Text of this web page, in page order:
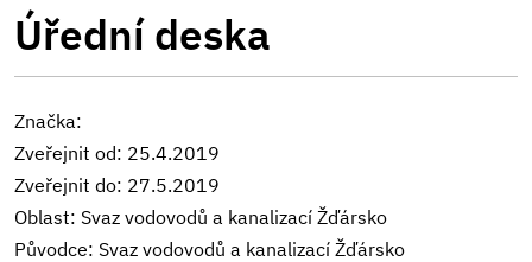
Úřední deska
Značka:
Zveřejnit od: 25.4.2019
Zveřejnit do: 27.5.2019
Oblast: Svaz vodovodů a kanalizací Žďársko
Původce: Svaz vodovodů a kanalizací Žďársko